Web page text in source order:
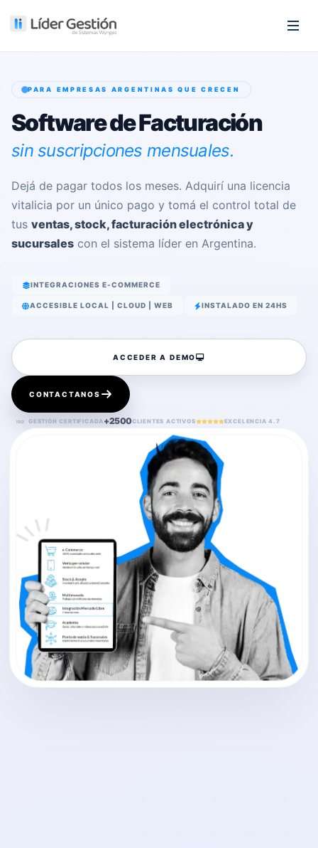
PARA EMPRESAS ARGENTINAS QUE CRECEN
Software de Facturación
sin suscripciones mensuales.
Dejá de pagar todos los meses. Adquirí una licencia
vitalicia por un único pago y tomá el control total de
tus ventas, stock, facturación electrónica y
sucursales con el sistema líder en Argentina.
INTEGRACIONES E-COMMERCE
ACCESIBLE LOCAL | CLOUD | WEB INSTALADO EN 24HS
ACCEDER A DEMO
CONTACTANOS
ISO GESTIÓN CERTIFICADA +2500CLIENTES ACTIVOS EXCELENCIA 4.7